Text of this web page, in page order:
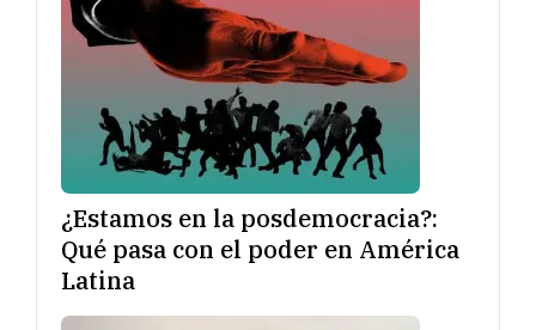
¿Estamos en la posdemocracia?:
Qué pasa con el poder en América
Latina